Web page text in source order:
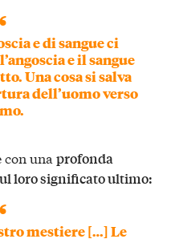
e di sangue ci
e il sangue
Una cosa si salva
dell’uomo verso
con una profonda
loro significato ultimo:
mestiere […] Le